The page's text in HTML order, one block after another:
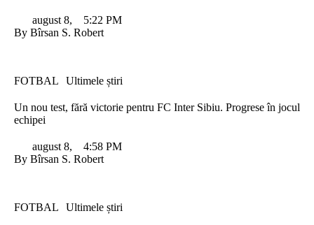
august 8,
5:22 PM
By Bîrsan S. Robert
FOTBAL Ultimele știri
Un nou test, fără victorie pentru FC Inter Sibiu. Progrese în jocul
echipei
august 8,
4:58 PM
By Bîrsan S. Robert
FOTBAL Ultimele știri